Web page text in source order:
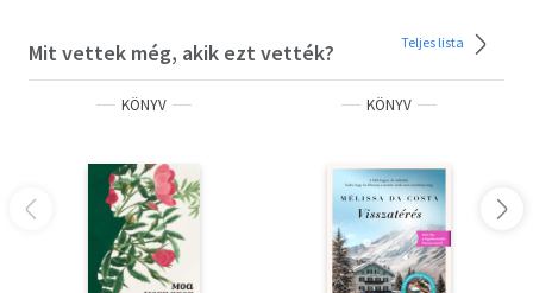
Mit vettek még, akik ezt vették? Teljes lista
KÖNYV KÖNYV